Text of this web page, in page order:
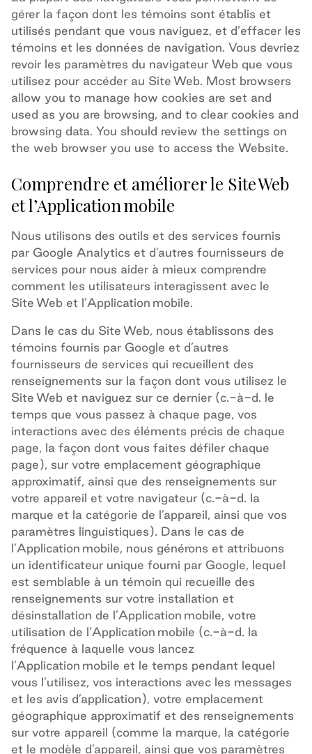
gérer la façon dont les témoins sont établis et
utilisés pendant que vous naviguez, et d’effacer les
témoins et les données de navigation. Vous devriez
revoir les paramètres du navigateur Web que vous
utilisez pour accéder au Site Web. Most browsers
allow you to manage how cookies are set and
used as you are browsing, and to clear cookies and
browsing data. You should review the settings on
the web browser you use to access the Website.
Comprendre et améliorer le Site Web
et l’Application mobile
Nous utilisons des outils et des services fournis
par Google Analytics et d’autres fournisseurs de
services pour nous aider à mieux comprendre
comment les utilisateurs interagissent avec le
Site Web et l’Application mobile.
Dans le cas du Site Web, nous établissons des
témoins fournis par Google et d’autres
fournisseurs de services qui recueillent des
renseignements sur la façon dont vous utilisez le
Site Web et naviguez sur ce dernier (c.-à-d. le
temps que vous passez à chaque page, vos
interactions avec des éléments précis de chaque
page, la façon dont vous faites défiler chaque
page), sur votre emplacement géographique
approximatif, ainsi que des renseignements sur
votre appareil et votre navigateur (c.-à-d. la
marque et la catégorie de l’appareil, ainsi que vos
paramètres linguistiques). Dans le cas de
l’Application mobile, nous générons et attribuons
un identificateur unique fourni par Google, lequel
est semblable à un témoin qui recueille des
renseignements sur votre installation et
désinstallation de l’Application mobile, votre
utilisation de l’Application mobile (c.-à-d. la
fréquence à laquelle vous lancez
l’Application mobile et le temps pendant lequel
vous l’utilisez, vos interactions avec les messages
et les avis d’application), votre emplacement
géographique approximatif et des renseignements
sur votre appareil (comme la marque, la catégorie
et le modèle d’appareil, ainsi que vos paramètres